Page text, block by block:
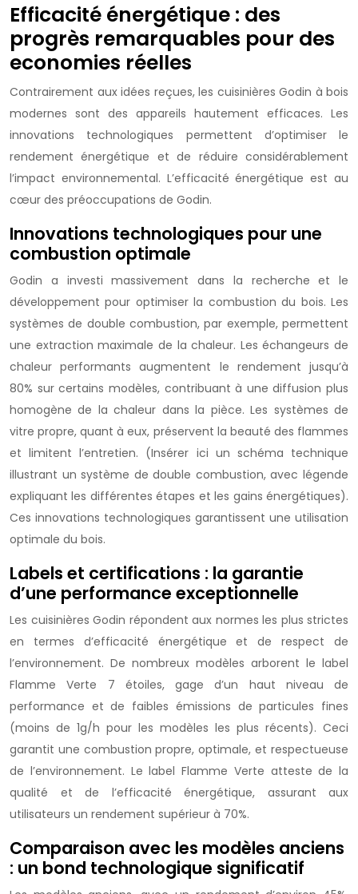
Efficacité énergétique : des
progrès remarquables pour des
economies réelles
Contrairement aux idées reçues, les cuisinières Godin à bois
modernes sont des appareils hautement efficaces. Les
innovations technologiques permettent d’optimiser le
rendement énergétique et de réduire considérablement
l’impact environnemental. L’efficacité énergétique est au
cœur des préoccupations de Godin.
Innovations technologiques pour une
combustion optimale
Godin a investi massivement dans la recherche et le
développement pour optimiser la combustion du bois. Les
systèmes de double combustion, par exemple, permettent
une extraction maximale de la chaleur. Les échangeurs de
chaleur performants augmentent le rendement jusqu’à
80% sur certains modèles, contribuant à une diffusion plus
homogène de la chaleur dans la pièce. Les systèmes de
vitre propre, quant à eux, préservent la beauté des flammes
et limitent l’entretien. (Insérer ici un schéma technique
illustrant un système de double combustion, avec légende
expliquant les différentes étapes et les gains énergétiques).
Ces innovations technologiques garantissent une utilisation
optimale du bois.
Labels et certifications : la garantie
d’une performance exceptionnelle
Les cuisinières Godin répondent aux normes les plus strictes
en termes d’efficacité énergétique et de respect de
l’environnement. De nombreux modèles arborent le label
Flamme Verte 7 étoiles, gage d’un haut niveau de
performance et de faibles émissions de particules fines
(moins de 1g/h pour les modèles les plus récents). Ceci
garantit une combustion propre, optimale, et respectueuse
de l’environnement. Le label Flamme Verte atteste de la
qualité et de l’efficacité énergétique, assurant aux
utilisateurs un rendement supérieur à 70%.
Comparaison avec les modèles anciens
: un bond technologique significatif